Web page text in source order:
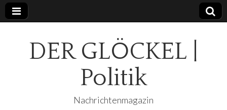
DER GLÖCKEL |
Politik
Nachrichtenmagazin